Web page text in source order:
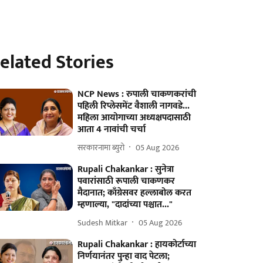
Stories
NCP News : रुपाली चाकणकरांची
पहिली रिप्लेसमेंट वैशाली नागवडे...
महिला आयोगाच्या अध्यक्षपदासाठी
आता 4 नावांची चर्चा
सरकारनामा ब्युरो 05 Aug 2026
Rupali Chakankar : सुनेत्रा
पवारांसाठी रूपाली चाकणकर
मैदानात; काँग्रेसवर हल्लाबोल करत
म्हणाल्या, "दादांच्या पश्चात..."
Sudesh Mitkar 05 Aug 2026
Rupali Chakankar : हायकोर्टाच्या
निर्णयानंतर पुन्हा वाद पेटला;